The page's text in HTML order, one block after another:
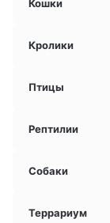
Кошки
Кролики
Птицы
Рептилии
Собаки
Террариум